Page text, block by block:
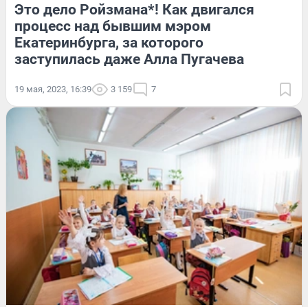
Это дело Ройзмана*! Как двигался
процесс над бывшим мэром
Екатеринбурга, за которого
заступилась даже Алла Пугачева
19 мая, 2023, 16:39 3 159 7